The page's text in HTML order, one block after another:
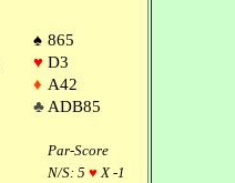
♠ 865
♥ D3
♦ A42
♣ ADB85
Par-Score
N/S: 5 ♥ X -1